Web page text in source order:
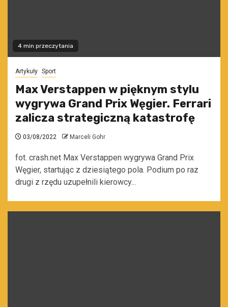
4 min przeczytania
Artykuły Sport
Max Verstappen w pięknym stylu
wygrywa Grand Prix Węgier. Ferrari
zalicza strategiczną katastrofę
03/08/2022 Marceli Gohr
fot. crash.net Max Verstappen wygrywa Grand Prix
Węgier, startując z dziesiątego pola. Podium po raz
drugi z rzędu uzupełnili kierowcy...